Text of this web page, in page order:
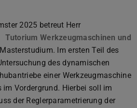
2025 betreut Herr
Tutorium Werkzeugmaschinen und
Im ersten Teil des
des dynamischen
einer Werkzeugmaschine
im Vordergrund. Hierbei soll im
der Reglerparametrierung der